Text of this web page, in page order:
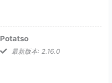
Potatso
最新版本: 2.16.0